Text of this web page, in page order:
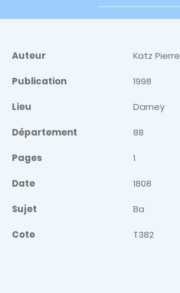
Auteur Katz Pierre
Publication 1998
Lieu Darney
Département 88
Pages 1
Date 1808
Sujet Ba
Cote T382